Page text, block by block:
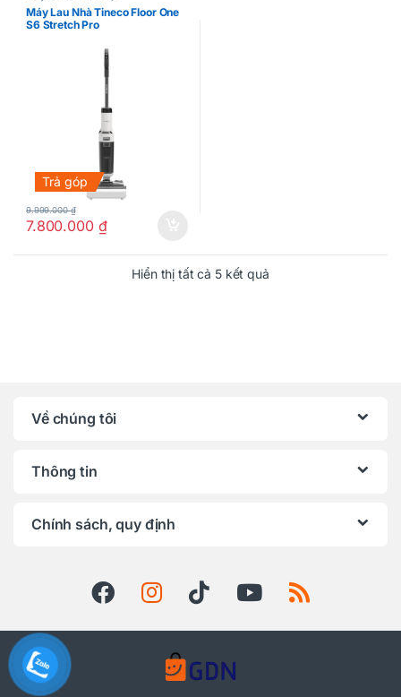
Máy Lau Nhà Tineco Floor One
S6 Stretch Pro
Trả góp
7.800.000 ₫
9.999.000₫
Hiển thị tất cả 5 kết quả
Về chúng tôi
Thông tin
Chính sách, quy định